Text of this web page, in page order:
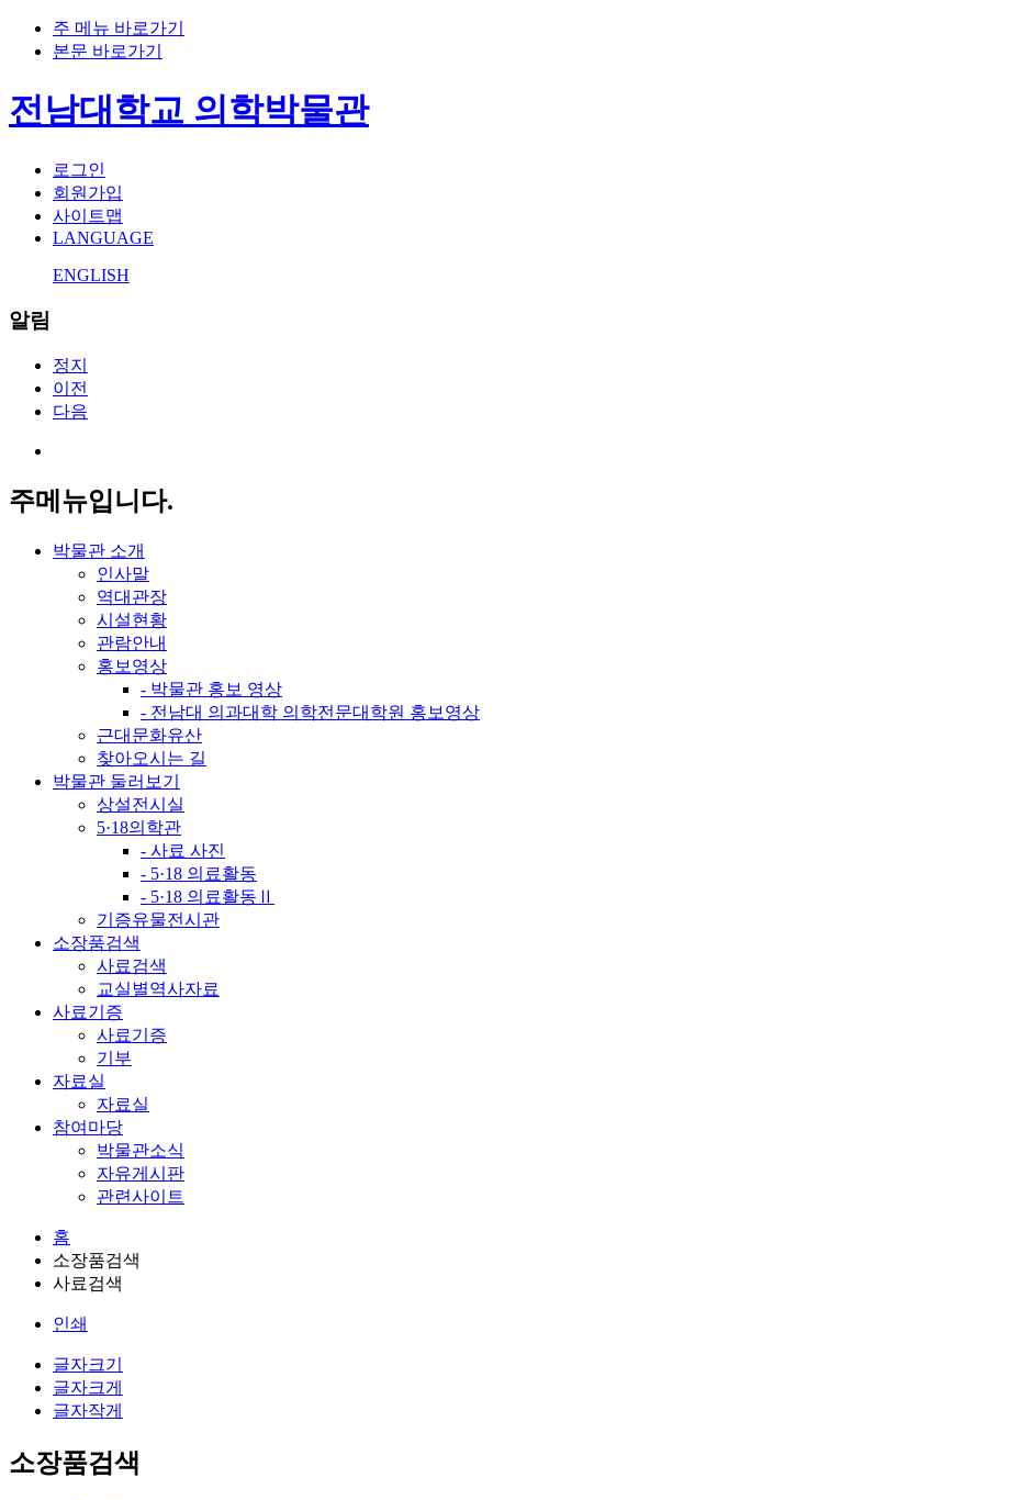
주 메뉴 바로가기
본문 바로가기
전남대학교 의학박물관
로그인
회원가입
사이트맵
LANGUAGE
ENGLISH
알림
정지
이전
다음
주메뉴입니다.
박물관 소개
인사말
역대관장
시설현황
관람안내
홍보영상
- 박물관 홍보 영상
- 전남대 의과대학 의학전문대학원 홍보영상
근대문화유산
찾아오시는 길
박물관 둘러보기
상설전시실
5·18의학관
- 사료 사진
- 5·18 의료활동
- 5·18 의료활동Ⅱ
기증유물전시관
소장품검색
사료검색
교실별역사자료
사료기증
사료기증
기부
자료실
자료실
참여마당
박물관소식
자유게시판
관련사이트
홈
소장품검색
사료검색
인쇄
글자크기
글자크게
글자작게
소장품검색